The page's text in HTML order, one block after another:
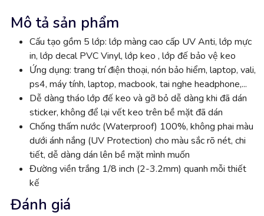
Mô tả sản phẩm
Cấu tạo gồm 5 lớp: lớp màng cao cấp UV Anti, lớp mực
in, lớp decal PVC Vinyl, lớp keo , lớp đế bảo vệ keo
Ứng dụng: trang trí điện thoại, nón bảo hiểm, laptop, vali,
ps4, máy tính, laptop, macbook, tai nghe headphone,...
Dễ dàng tháo lớp đế keo và gỡ bỏ dễ dàng khi đã dán
sticker, không để lại vết keo trên bề mặt đã dán
Chống thấm nước (Waterproof) 100%, không phai màu
dưới ánh nắng (UV Protection) cho màu sắc rõ nét, chi
tiết, dễ dàng dán lên bề mặt mình muốn
Đường viền trắng 1/8 inch (2-3.2mm) quanh mỗi thiết
kế
Đánh giá